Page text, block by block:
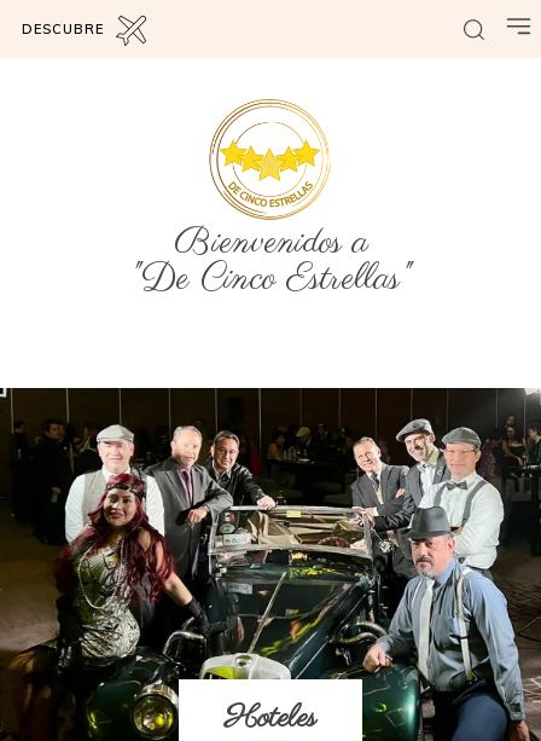
DESCUBRE
Bienvenidos a
"De Cinco Estrellas"
Hoteles